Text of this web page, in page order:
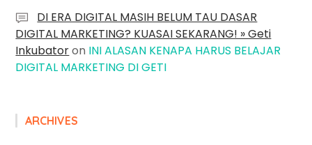
DI ERA DIGITAL MASIH BELUM TAU DASAR
DIGITAL MARKETING? KUASAI SEKARANG! » Geti
Inkubatoron INI ALASAN KENAPA HARUS BELAJAR
DIGITAL MARKETING DI GETI
ARCHIVES